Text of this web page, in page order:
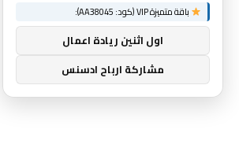
باقة متميزة VIP (كود: AA38045):
اول اثنين ريادة اعمال
مشاركة ارباح ادسنس